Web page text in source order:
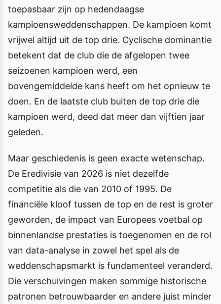
toepasbaar zijn op hedendaagse
kampioensweddenschappen. De kampioen komt
vrijwel altijd uit de top drie. Cyclische dominantie
betekent dat de club die de afgelopen twee
seizoenen kampioen werd, een
bovengemiddelde kans heeft om het opnieuw te
doen. En de laatste club buiten de top drie die
kampioen werd, deed dat meer dan vijftien jaar
geleden.
Maar geschiedenis is geen exacte wetenschap.
De Eredivisie van 2026 is niet dezelfde
competitie als die van 2010 of 1995. De
financiële kloof tussen de top en de rest is groter
geworden, de impact van Europees voetbal op
binnenlandse prestaties is toegenomen en de rol
van data-analyse in zowel het spel als de
weddenschapsmarkt is fundamenteel veranderd.
Die verschuivingen maken sommige historische
patronen betrouwbaarder en andere juist minder